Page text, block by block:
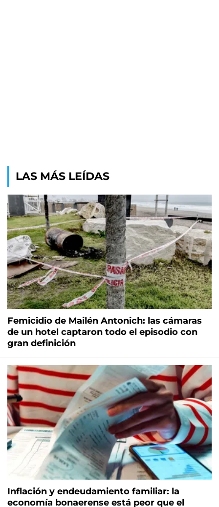
LAS MÁS LEÍDAS
Femicidio de Mailén Antonich: las cámaras
de un hotel captaron todo el episodio con
gran definición
Inflación y endeudamiento familiar: la
economía bonaerense está peor que el